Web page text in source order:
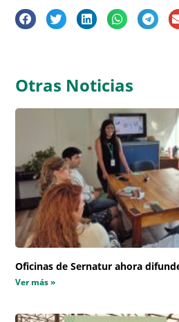
Otras Noticias
Oficinas de Sernatur ahora
Ver más »